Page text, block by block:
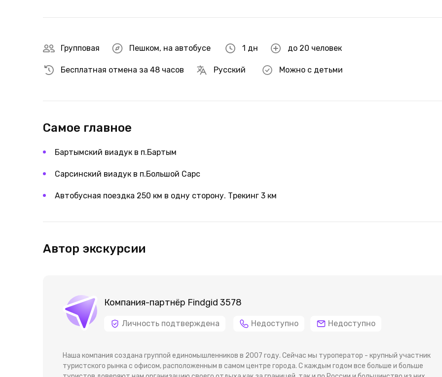
Групповая Пешком, на автобусе 1 дн до 20 человек
Бесплатная отмена за 48 часов Русский Можно с детьми
Самое главное
Бартымский виадук в п.Бартым
Сарсинский виадук в п.Большой Сарс
Автобусная поездка 250 км в одну сторону. Трекинг 3 км
Автор экскурсии
Компания-партнёр Findgid 3578
Личность подтверждена Недоступно Недоступно
Наша компания создана группой единомышленников в 2007 году. Сейчас мы туроператор - крупный участник
туристского рынка с офисом, расположенным в самом центре города. С каждым годом все больше и больше